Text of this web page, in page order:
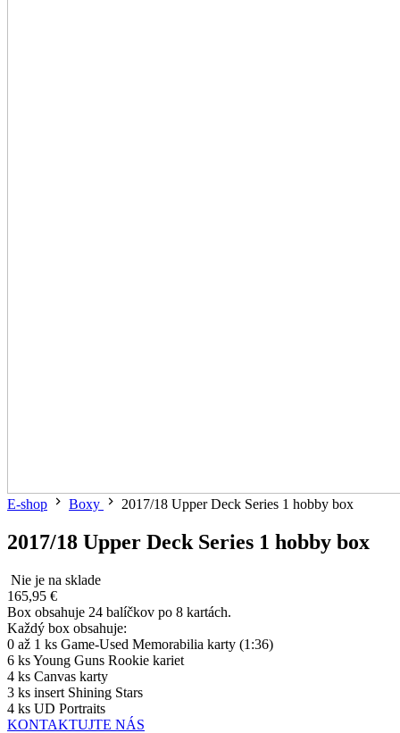
E-shop Boxy 2017/18 Upper Deck Series 1 hobby box
2017/18 Upper Deck Series 1 hobby box
Nie je na sklade
165,95 €
Box obsahuje 24 balíčkov po 8 kartách.
Každý box obsahuje:
0 až 1 ks Game-Used Memorabilia karty (1:36)
6 ks Young Guns Rookie kariet
4 ks Canvas karty
3 ks insert Shining Stars
4 ks UD Portraits
KONTAKTUJTE NÁS